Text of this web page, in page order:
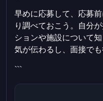
早めに応募して、応募
り調べておこう。自分
ションや施設について
気が伝わるし、面接でも
```